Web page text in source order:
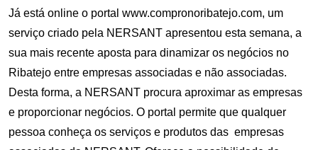
Já está online o portal www.compronoribatejo.com, um
serviço criado pela NERSANT apresentou esta semana, a
sua mais recente aposta para dinamizar os negócios no
Ribatejo entre empresas associadas e não associadas.
Desta forma, a NERSANT procura aproximar as empresas
e proporcionar negócios. O portal permite que qualquer
pessoa conheça os serviços e produtos das empresas